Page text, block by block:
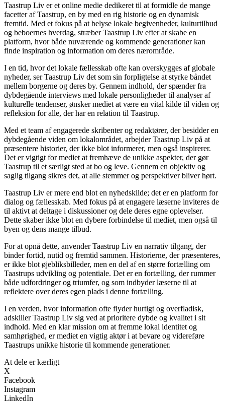
Taastrup Liv er et online medie dedikeret til at formidle de mange
facetter af Taastrup, en by med en rig historie og en dynamisk
fremtid. Med et fokus på at belyse lokale begivenheder, kulturtilbud
og beboernes hverdag, stræber Taastrup Liv efter at skabe en
platform, hvor både nuværende og kommende generationer kan
finde inspiration og information om deres nærområde.
I en tid, hvor det lokale fællesskab ofte kan overskygges af globale
nyheder, ser Taastrup Liv det som sin forpligtelse at styrke båndet
mellem borgerne og deres by. Gennem indhold, der spænder fra
dybdegående interviews med lokale personligheder til analyser af
kulturelle tendenser, ønsker mediet at være en vital kilde til viden og
refleksion for alle, der har en relation til Taastrup.
Med et team af engagerede skribenter og redaktører, der besidder en
dybdegående viden om lokalområdet, arbejder Taastrup Liv på at
præsentere historier, der ikke blot informerer, men også inspirerer.
Det er vigtigt for mediet at fremhæve de unikke aspekter, der gør
Taastrup til et særligt sted at bo og leve. Gennem en objektiv og
saglig tilgang sikres det, at alle stemmer og perspektiver bliver hørt.
Taastrup Liv er mere end blot en nyhedskilde; det er en platform for
dialog og fællesskab. Med fokus på at engagere læserne inviteres de
til aktivt at deltage i diskussioner og dele deres egne oplevelser.
Dette skaber ikke blot en dybere forbindelse til mediet, men også til
byen og dens mange tilbud.
For at opnå dette, anvender Taastrup Liv en narrativ tilgang, der
binder fortid, nutid og fremtid sammen. Historierne, der præsenteres,
er ikke blot øjebliksbilleder, men en del af en større fortælling om
Taastrups udvikling og potentiale. Det er en fortælling, der rummer
både udfordringer og triumfer, og som indbyder læserne til at
reflektere over deres egen plads i denne fortælling.
I en verden, hvor information ofte flyder hurtigt og overfladisk,
adskiller Taastrup Liv sig ved at prioritere dybde og kvalitet i sit
indhold. Med en klar mission om at fremme lokal identitet og
samhørighed, er mediet en vigtig aktør i at bevare og videreføre
Taastrups unikke historie til kommende generationer.
At dele er kærligt
X
Facebook
Instagram
LinkedIn